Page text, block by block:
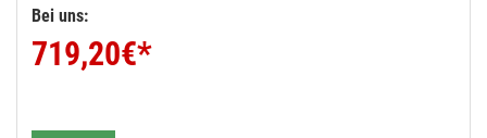
Bei uns:
719,20€*